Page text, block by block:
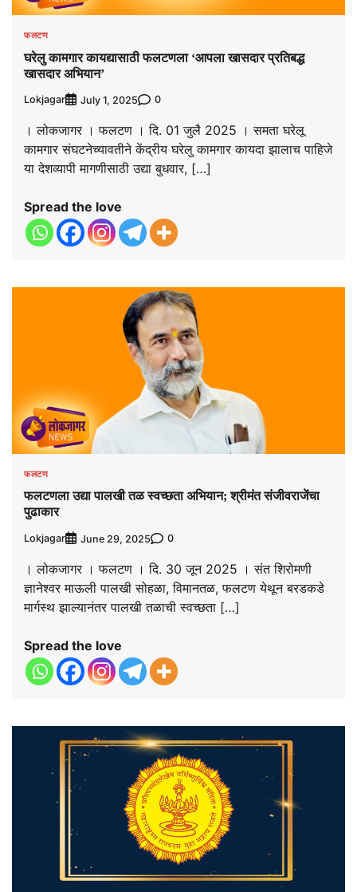
फलटण
घरेलु कामगार कायद्यासाठी फलटणला ‘आपला खासदार प्रतिबद्ध
खासदार अभियान’
Lokjagar July 1, 2025 0
। लोकजागर । फलटण । दि. 01 जुलै 2025 । समता घरेलू
कामगार संघटनेच्यावतीने केंद्रीय घरेलु कामगार कायदा झालाच पाहिजे
या देशव्यापी मागणीसाठी उद्या बुधवार, […]
Spread the love
फलटण
फलटणला उद्या पालखी तळ स्वच्छता अभियान; श्रीमंत संजीवराजेंचा
पुढाकार
Lokjagar June 29, 2025 0
। लोकजागर । फलटण । दि. 30 जून 2025 । संत शिरोमणी
ज्ञानेश्वर माऊली पालखी सोहळा, विमानतळ, फलटण येथून बरडकडे
मार्गस्थ झाल्यानंतर पालखी तळाची स्वच्छता […]
Spread the love